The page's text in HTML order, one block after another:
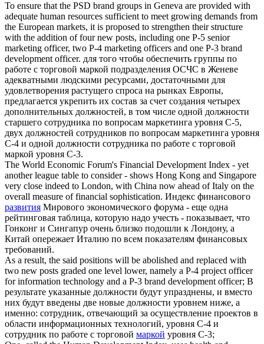
To ensure that the PSD brand groups in Geneva are provided with
adequate human resources sufficient to meet growing demands from
the European markets, it is proposed to strengthen their structure
with the addition of four new posts, including one P-5 senior
marketing officer, two P-4 marketing officers and one P-3 brand
developmentofficer. для того чтобы обеспечить группы по
работе с торговой маркой подразделения ОСЧС в Женеве
адекватными людскими ресурсами, достаточными для
удовлетворения растущего спроса на рынках Европы,
предлагается укрепить их состав за счет создания четырех
дополнительных должностей, в том числе одной должности
старшего сотрудника по вопросам маркетинга уровня С-5,
двух должностей сотрудников по вопросам маркетинга уровня
С-4 и одной должности сотрудника по работе с торговой
маркой уровня С-3.
The World Economic Forum's Financial Development Index - yet
another league table to consider - shows Hong Kong and Singapore
very close indeed to London, with China now ahead of Italy on the
overall measure of financial sophistication. Индекс финансового
развития Мирового экономического форума - еще одна
рейтинговая таблица, которую надо учесть - показывает, что
Гонконг и Сингапур очень близко подошли к Лондону, а
Китай опережает Италию по всем показателям финансовых
требований.
As a result, the said positions will be abolished and replaced with
two new posts graded one level lower, namely a P-4 project officer
for information technology and a P-3 brand developmentofficer; В
результате указанные должности будут упразднены, и вместо
них будут введены две новые должности уровнем ниже, а
именно: сотрудник, отвечающий за осуществление проектов в
области информационных технологий, уровня С-4 и
сотрудник по работе с торговой маркой уровня С-3;